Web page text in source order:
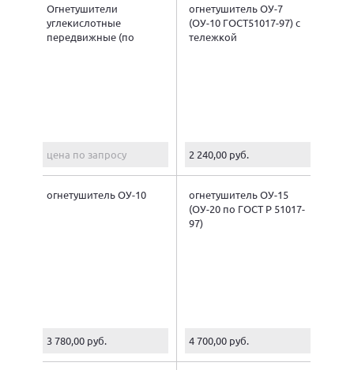
Огнетушители
углекислотные
передвижные (по
цена по запросу
огнетушитель ОУ-7
(ОУ-10 ГОСТ51017-97) с
тележкой
2 240,00 руб.
огнетушитель ОУ-10
3 780,00 руб.
огнетушитель ОУ-15
(ОУ-20 по ГОСТ Р 51017-
97)
4 700,00 руб.